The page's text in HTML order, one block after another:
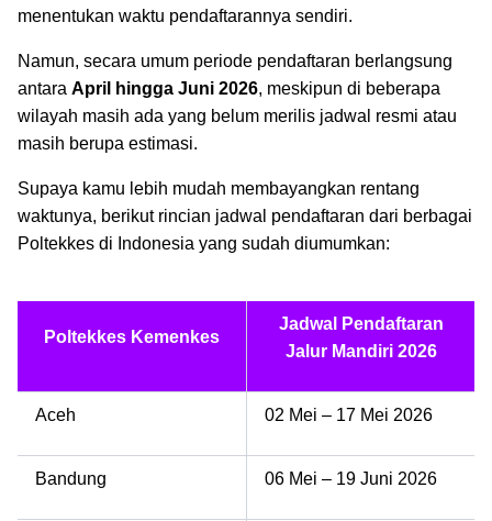
menentukan waktu pendaftarannya sendiri.
Namun, secara umum periode pendaftaran berlangsung
antara April hingga Juni 2026, meskipun di beberapa
wilayah masih ada yang belum merilis jadwal resmi atau
masih berupa estimasi.
Supaya kamu lebih mudah membayangkan rentang
waktunya, berikut rincian jadwal pendaftaran dari berbagai
Poltekkes di Indonesia yang sudah diumumkan:
Poltekkes Kemenkes
Jadwal Pendaftaran
Jalur Mandiri 2026
Aceh 02 Mei – 17 Mei 2026
Bandung 06 Mei – 19 Juni 2026